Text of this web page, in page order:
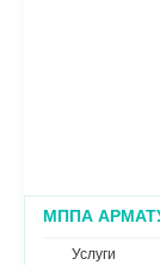
МППА
Услуги